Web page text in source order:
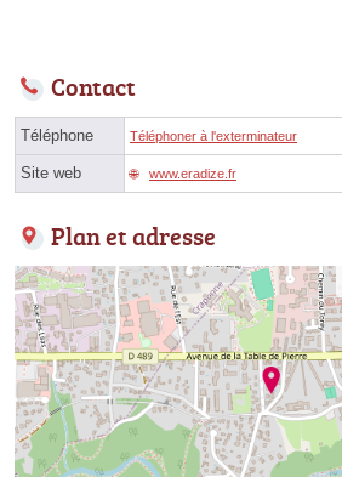
Contact
Téléphone Téléphoner à l'exterminateur
Site web www.eradize.fr
Plan et adresse